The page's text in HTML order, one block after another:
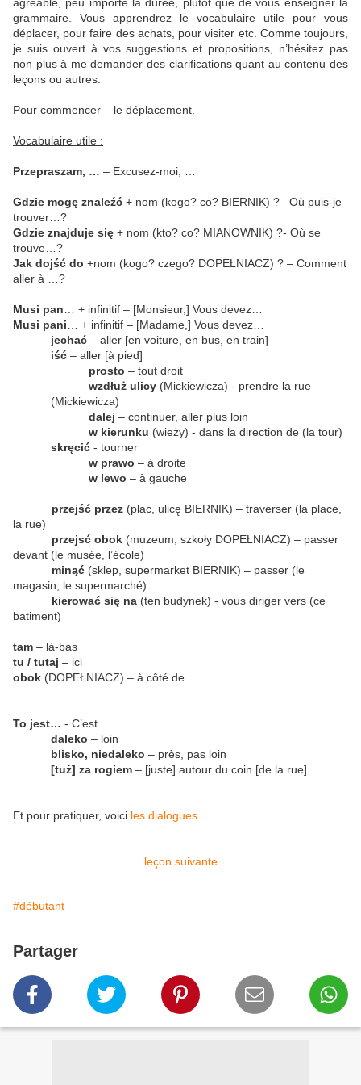
grammaire. Vous apprendrez le vocabulaire utile pour vous
déplacer, pour faire des achats, pour visiter etc. Comme toujours,
je suis ouvert à vos suggestions et propositions, n’hésitez pas
non plus à me demander des clarifications quant au contenu des
leçons ou autres.
Pour commencer – le déplacement.
Vocabulaire utile :
Przepraszam, … – Excusez-moi, …
Gdzie mogę znaleźć + nom (kogo? co? BIERNIK) ?– Où puis-je
trouver…?
Gdzie znajduje się + nom (kto? co? MIANOWNIK) ?- Où se
trouve…?
Jak dojść do +nom (kogo? czego? DOPEŁNIACZ) ? – Comment
aller à …?
Musi pan … + infinitif – [Monsieur,] Vous devez…
Musi pani … + infinitif – [Madame,] Vous devez…
jechać – aller [en voiture, en bus, en train]
iść – aller [à pied]
prosto – tout droit
wzdłuż ulicy (Mickiewicza) - prendre la rue
(Mickiewicza)
dalej – continuer, aller plus loin
w kierunku (wieży) - dans la direction de (la tour)
skręcić - tourner
w prawo – à droite
w lewo – à gauche
przejść przez (plac, ulicę BIERNIK) – traverser (la place,
la rue)
przejsć obok (muzeum, szkoły DOPEŁNIACZ) – passer
devant (le musée, l’école)
minąć (sklep, supermarket BIERNIK) – passer (le
magasin, le supermarché)
kierować się na (ten budynek) - vous diriger vers (ce
batiment)
tam – là-bas
tu / tutaj – ici
obok (DOPEŁNIACZ) – à côté de
To jest… - C’est…
daleko – loin
blisko, niedaleko – près, pas loin
[tuż] za rogiem – [juste] autour du coin [de la rue]
Et pour pratiquer, voici les dialogues
leçon suivante
#débutant
Partager